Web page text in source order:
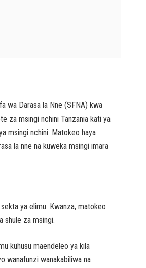
wa Darasa la Nne (SFNA) kwa
za msingi nchini Tanzania kati ya
msingi nchini. Matokeo haya
la nne na kuweka msingi imara
ya elimu. Kwanza, matokeo
shule za msingi.
kuhusu maendeleo ya kila
wanafunzi wanakabiliwa na